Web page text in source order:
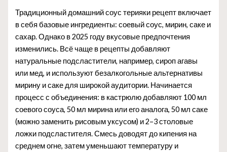
Традиционный домашний соус терияки рецепт включает
в себя базовые ингредиенты: соевый соус, мирин, саке и
сахар. Однако в 2025 году вкусовые предпочтения
изменились. Всё чаще в рецепты добавляют
натуральные подсластители, например, сироп агавы
или мед, и используют безалкогольные альтернативы
мирину и саке для широкой аудитории. Начинается
процесс с объединения: в кастрюлю добавляют 100 мл
соевого соуса, 50 мл мирина или его аналога, 50 мл саке
(можно заменить рисовым уксусом) и 2–3 столовые
ложки подсластителя. Смесь доводят до кипения на
среднем огне, затем уменьшают температуру и